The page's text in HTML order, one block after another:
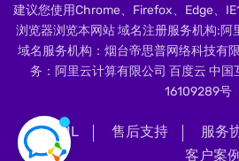
建议您使用Chrome、Firefox、Edge、
浏览器浏览本网站 域名注册服务机构:阿
域名服务机构：烟台帝思普网络科技有
务：阿里云计算有限公司 百度云 中国
16109289号
XML 售后支持 服务
客户案